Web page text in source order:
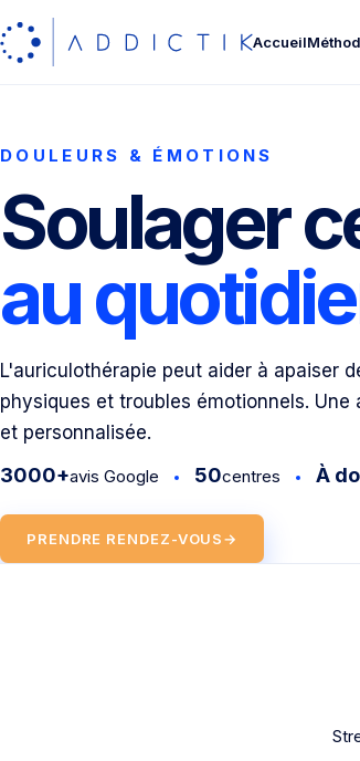
Accueil
DOULEURS & ÉMOTIONS
Soulager
au
L'auriculothérapie peut aider à apaiser
physiques et troubles émotionnels.
et personnalisée.
3000+avis Google 50centres À
PRENDRE RENDEZ-VOUS→